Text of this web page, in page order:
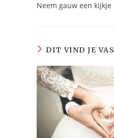
Neem gauw een
DIT VIND JE